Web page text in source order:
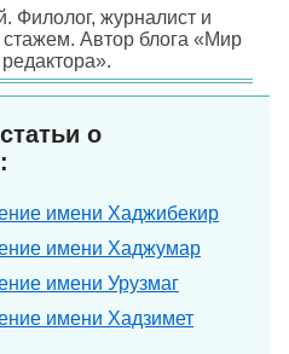
Филолог, журналист и
стажем. Автор блога «Мир
о
имени Хаджибекир
имени Хаджумар
имени Урузмаг
имени Хадзимет